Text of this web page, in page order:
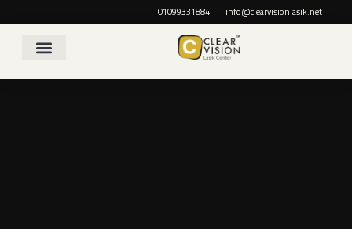
info@clearvisionlasik.net
01099331884